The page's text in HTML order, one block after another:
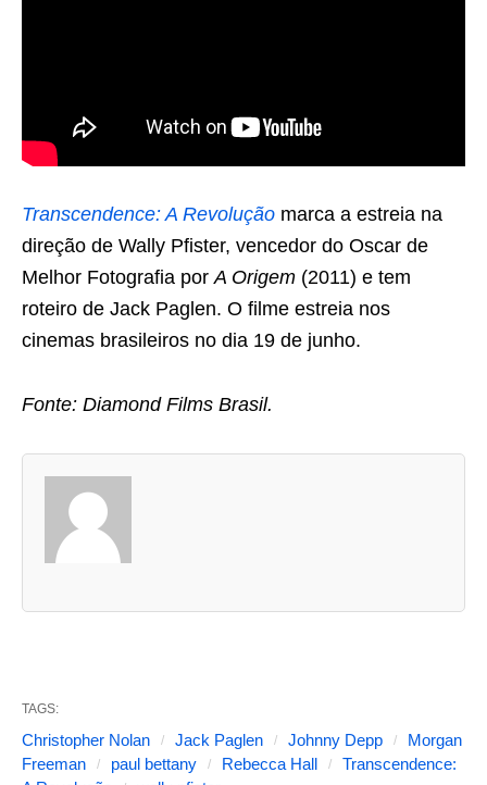
Transcendence: A Revolução marca a estreia na
direção de Wally Pfister, vencedor do Oscar de
Melhor Fotografia por A Origem (2011) e tem
roteiro de Jack Paglen. O filme estreia nos
cinemas brasileiros no dia 19 de junho.
Fonte: Diamond Films Brasil.
a
s
TAGS:
Christopher Nolan Jack Paglen Johnny Depp
Morgan
Freeman
paul bettany Rebecca Hall
Transcendence: